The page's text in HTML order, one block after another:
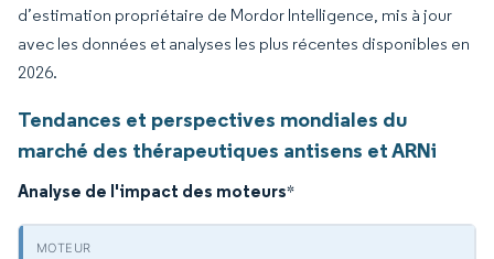
d’estimation propriétaire de Mordor Intelligence, mis à jour
avec les données et analyses les plus récentes disponibles en
2026.
Tendances et perspectives mondiales du
marché des thérapeutiques antisens et ARNi
Analyse de l'impact des moteurs*